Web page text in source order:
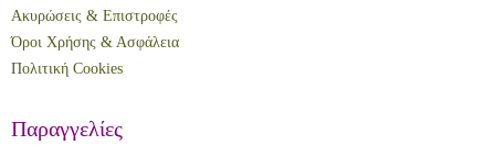
Ακυρώσεις & Επιστροφές
Όροι Χρήσης & Ασφάλεια
Πολιτική Cookies
Παραγγελίες